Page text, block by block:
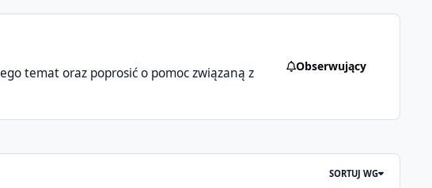
temat oraz poprosić o pomoc związaną z
Obserwujący
SORTUJ WG